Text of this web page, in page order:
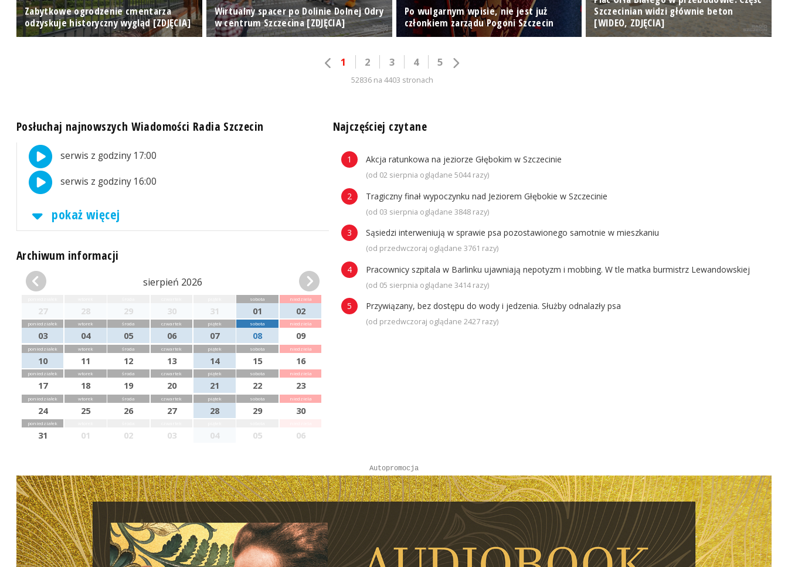
Zabytkowe ogrodzenie cmentarza
odzyskuje historyczny wygląd [ZDJĘCIA]
Wirtualny spacer po Dolinie Dolnej Odry
w centrum Szczecina [ZDJĘCIA]
Po wulgarnym wpisie, nie jest już
członkiem zarządu Pogoni Szczecin
Szczecinian widzi głównie beton
[WIDEO, ZDJĘCIA]
1 2 3 4 5
52836 na 4403 stronach
Posłuchaj najnowszych Wiadomości Radia Szczecin
serwis z godziny 17:00
serwis z godziny 16:00
pokaż więcej
Archiwum informacji
sierpień 2026
27 28 29 30 31
sobota
01
niedziela
02
poniedziałek
03
wtorek
04
środa
05
czwartek
06
piątek
07
sobota
08
niedziela
09
poniedziałek
10
wtorek
11
środa
12
czwartek
13
piątek
14
sobota
15
niedziela
16
poniedziałek
17
wtorek
18
środa
19
czwartek
20
piątek
21
sobota
22
niedziela
23
poniedziałek
24
wtorek
25
środa
26
czwartek
27
piątek
28
sobota
29
niedziela
30
poniedziałek
31 01 02 03 04 05 06
Najczęściej czytane
Akcja ratunkowa na jeziorze Głębokim w Szczecinie
(od 02 sierpnia oglądane 5044 razy)
Tragiczny finał wypoczynku nad Jeziorem Głębokie w Szczecinie
(od 03 sierpnia oglądane 3848 razy)
Sąsiedzi interweniują w sprawie psa pozostawionego samotnie w mieszkaniu
(od przedwczoraj oglądane 3761 razy)
Pracownicy szpitala w Barlinku ujawniają nepotyzm i mobbing. W tle matka burmistrz Lewandowskiej
(od 05 sierpnia oglądane 3414 razy)
Przywiązany, bez dostępu do wody i jedzenia. Służby odnalazły psa
(od przedwczoraj oglądane 2427 razy)
Autopromocja